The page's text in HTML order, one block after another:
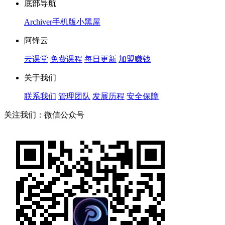
底部导航
Archiver手机版小黑屋
阿锋云
云课堂 免费课程 每日更新 加盟赚钱
关于我们
联系我们 管理团队 发展历程 安全保障
关注我们：微信公众号